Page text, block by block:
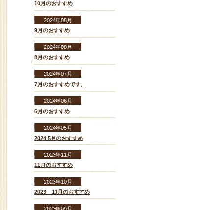
10月のおすすめ
2024年08月
9月のおすすめ
2024年08月
8月のおすすめ
2024年07月
7月のおすすめです。
2024年06月
6月のおすすめ
2024年05月
2024 5月のおすすめ
2023年11月
11月のおすすめ
2023年10月
2023 10月のおすすめ
2023年09月